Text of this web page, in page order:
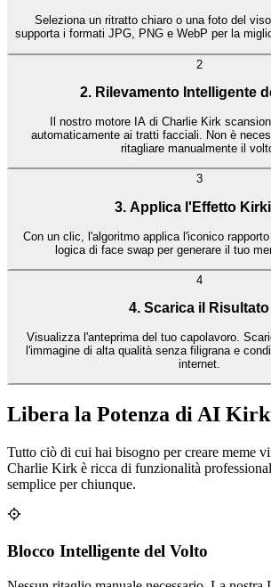
Seleziona un ritratto chiaro o una foto del
supporta i formati JPG, PNG e WebP per la
2
2. Rilevamento Intelligente
Il nostro motore IA di Charlie Kirk
automaticamente ai tratti facciali. Non è
ritagliare manualmente il
3
3. Applica l'Effetto
Con un clic, l'algoritmo applica l'iconico
logica di face swap per generare il tuo
4
4. Scarica il Risultato
Visualizza l'anteprima del tuo capolavoro.
l'immagine di alta qualità senza filigrana e
internet.
Libera la Potenza di AI
Tutto ciò di cui hai bisogno per creare meme
Charlie Kirk è ricca di funzionalità
semplice per chiunque.
Blocco Intelligente del Volto